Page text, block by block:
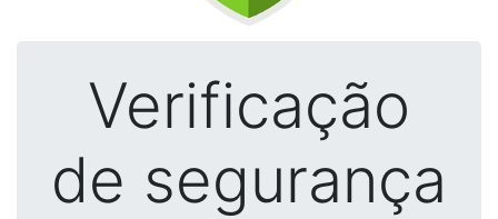
Verificação
de segurança